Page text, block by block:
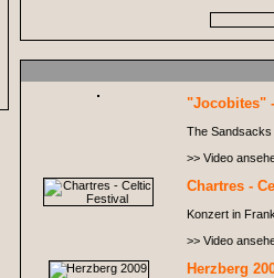
"Jocobites"
The Sandsacks
>> Video
Chartres -
Konzert in
>> Video
Herzberg